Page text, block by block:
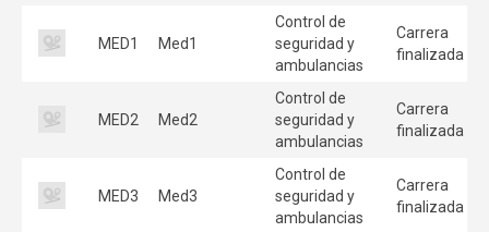
MED1 Med1
Control de
seguridad y
ambulancias
Carrera
finalizada
MED2 Med2
Control de
seguridad y
ambulancias
Carrera
finalizada
MED3 Med3
Control de
seguridad y
ambulancias
Carrera
finalizada